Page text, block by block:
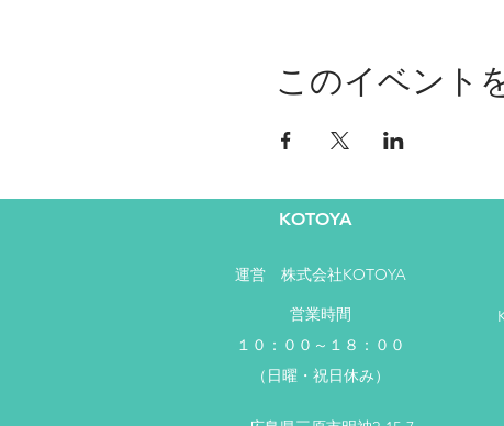
このイベント
KOTOYA
運営​ 株式会社KOTOYA
営業時間
１０：００～１８：００
（日曜・祝日休み）